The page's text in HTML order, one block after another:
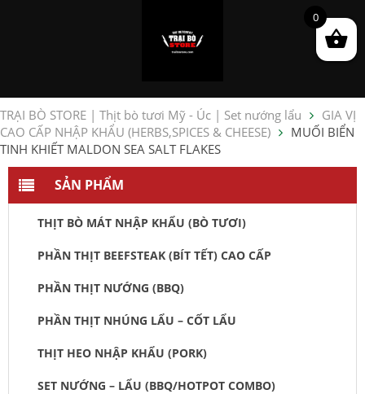
TRẠI BÒ STORE | Thịt bò tươi Mỹ - Úc | Set nướng lẩu
GIA VỊ
CAO CẤP NHẬP KHẨU (HERBS,SPICES & CHEESE)
MUỐI BIỂN
TINH KHIẾT MALDON SEA SALT FLAKES
SẢN PHẨM
THỊT BÒ MÁT NHẬP KHẨU (BÒ TƯƠI)
PHẦN THỊT BEEFSTEAK (BÍT TẾT) CAO CẤP
PHẦN THỊT NƯỚNG (BBQ)
PHẦN THỊT NHÚNG LẨU – CỐT LẨU
THỊT HEO NHẬP KHẨU (PORK)
SET NƯỚNG – LẨU (BBQ/HOTPOT COMBO)
0